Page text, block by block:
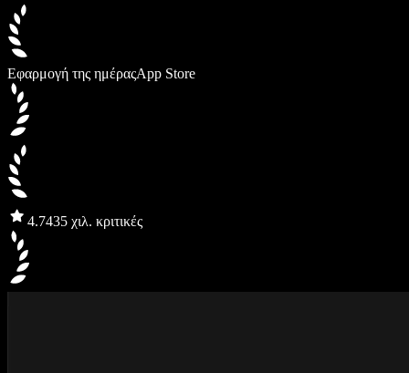
Εφαρμογή της ημέραςApp Store
4.7435 χιλ. κριτικές